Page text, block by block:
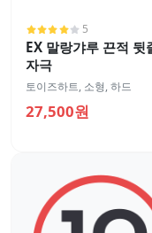
5
EX 말랑갸루 끈적 뒷
자극
토이즈하트, 소형,하드
27,500원